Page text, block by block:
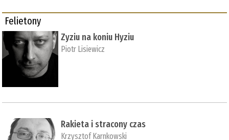
Felietony
Zyziu na koniu Hyziu
Piotr Lisiewicz
Rakieta i stracony czas
Krzysztof Karnkowski